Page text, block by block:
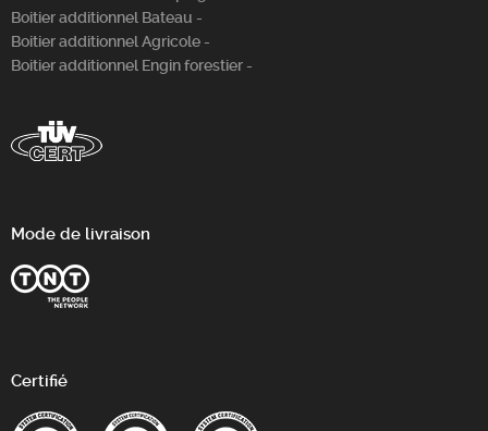
Boitier additionnel Bateau -
Boitier additionnel Agricole -
Boitier additionnel Engin forestier -
Mode de livraison
Certifié